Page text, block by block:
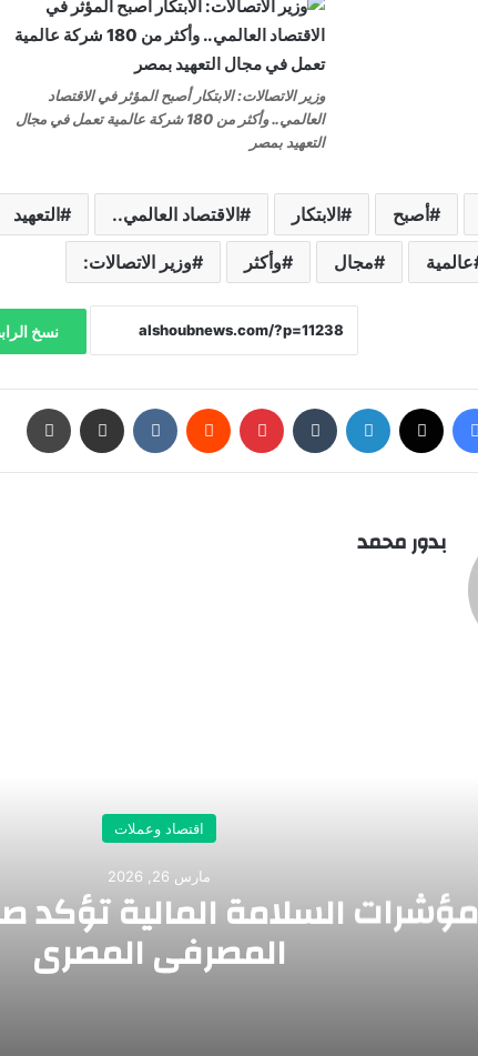
وزير الاتصالات: الابتكار أصبح المؤثر في الاقتصاد
العالمي.. وأكثر من 180 شركة عالمية تعمل في مجال
التعهيد بمصر
أصبح الابتكار الاقتصاد العالمي.. التعهيد
عالمية مجال وأكثر وزير الاتصالات:
نسخ
بدور محمد
اقتصاد وعملات
مارس 26, 2026
مؤشرات السلامة المالية تؤكد
المصرفي المصري